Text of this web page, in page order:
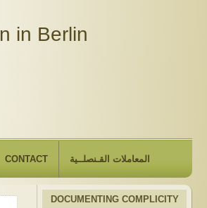
in Berlin
CONTACT المعاملات القـنصلــية
DOCUMENTING COMPLICITY